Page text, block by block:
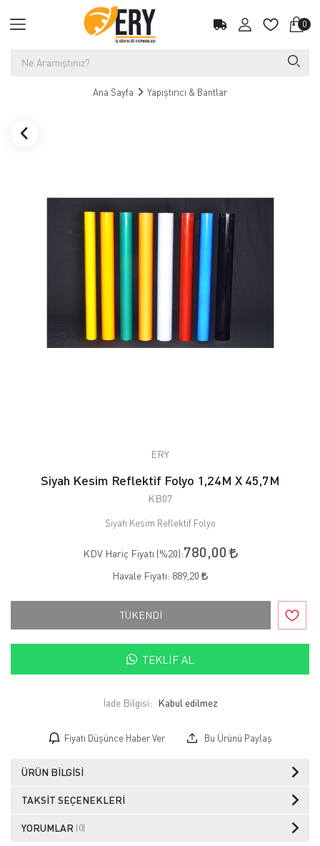
0
Ana Sayfa Yapıştırıcı & Bantlar
ERY
Siyah Kesim Reflektif Folyo 1,24M X 45,7M
KB07
Siyah Kesim Reflektif Folyo
KDV Hariç Fiyatı (%20):780,00
Havale Fiyatı: 889,20
TÜKENDİ
TEKLIF AL
İade Bilgisi:
Fiyatı Düşünce Haber Ver Bu Ürünü Paylaş
ÜRÜN BILGISI
TAKSIT SEÇENEKLERI
YORUMLAR (0)